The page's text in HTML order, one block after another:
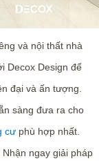
và nội thất nhà
Decox Design để
đại và ấn tượng.
sàng đưa ra cho
cưphù hợp nhất.
ngay giải pháp